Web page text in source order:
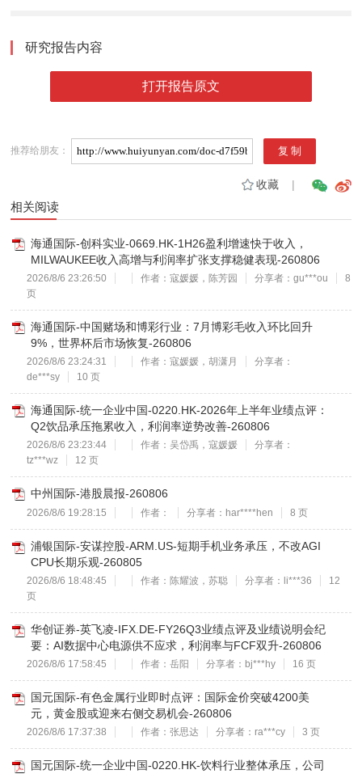
研究报告内容
打开报告原文
推荐给朋友：
收藏|
相关阅读
海通国际-创科实业-0669.HK-1H26盈利增速快于收入，
MILWAUKEE收入高增与利润率扩张支撑稳健表现-260806
2026/8/6 23:26:50 作者：寇媛媛，陈芳园 分享者：gu***ou
8
页
海通国际-中国赌场和博彩行业：7月博彩毛收入环比回升
9%，世界杯后市场恢复-260806
2026/8/6 23:24:31 作者：寇媛媛，胡潇月
分享者：
de***sy
10 页
海通国际-统一企业中国-0220.HK-2026年上半年业绩点评：
Q2饮品承压拖累收入，利润率逆势改善-260806
2026/8/6 23:23:44 作者：吴岱禹，寇媛媛
分享者：
tz***wz
12 页
中州国际-港股晨报-260806
2026/8/6 19:28:15 作者： 分享者：har****hen 8 页
浦银国际-安谋控股-ARM.US-短期手机业务承压，不改AGI
CPU长期乐观-260805
2026/8/6 18:48:45 作者：陈耀波，苏聪 分享者：li***36
12
页
华创证券-英飞凌-IFX.DE-FY26Q3业绩点评及业绩说明会纪
要：AI数据中心电源供不应求，利润率与FCF双升-260806
2026/8/6 17:58:45 作者：岳阳 分享者：bj***hy 16 页
国元国际-有色金属行业即时点评：国际金价突破4200美
元，黄金股或迎来右侧交易机会-260806
2026/8/6 17:37:38 作者：张思达 分享者：ra***cy 3 页
国元国际-统一企业中国-0220.HK-饮料行业整体承压，公司